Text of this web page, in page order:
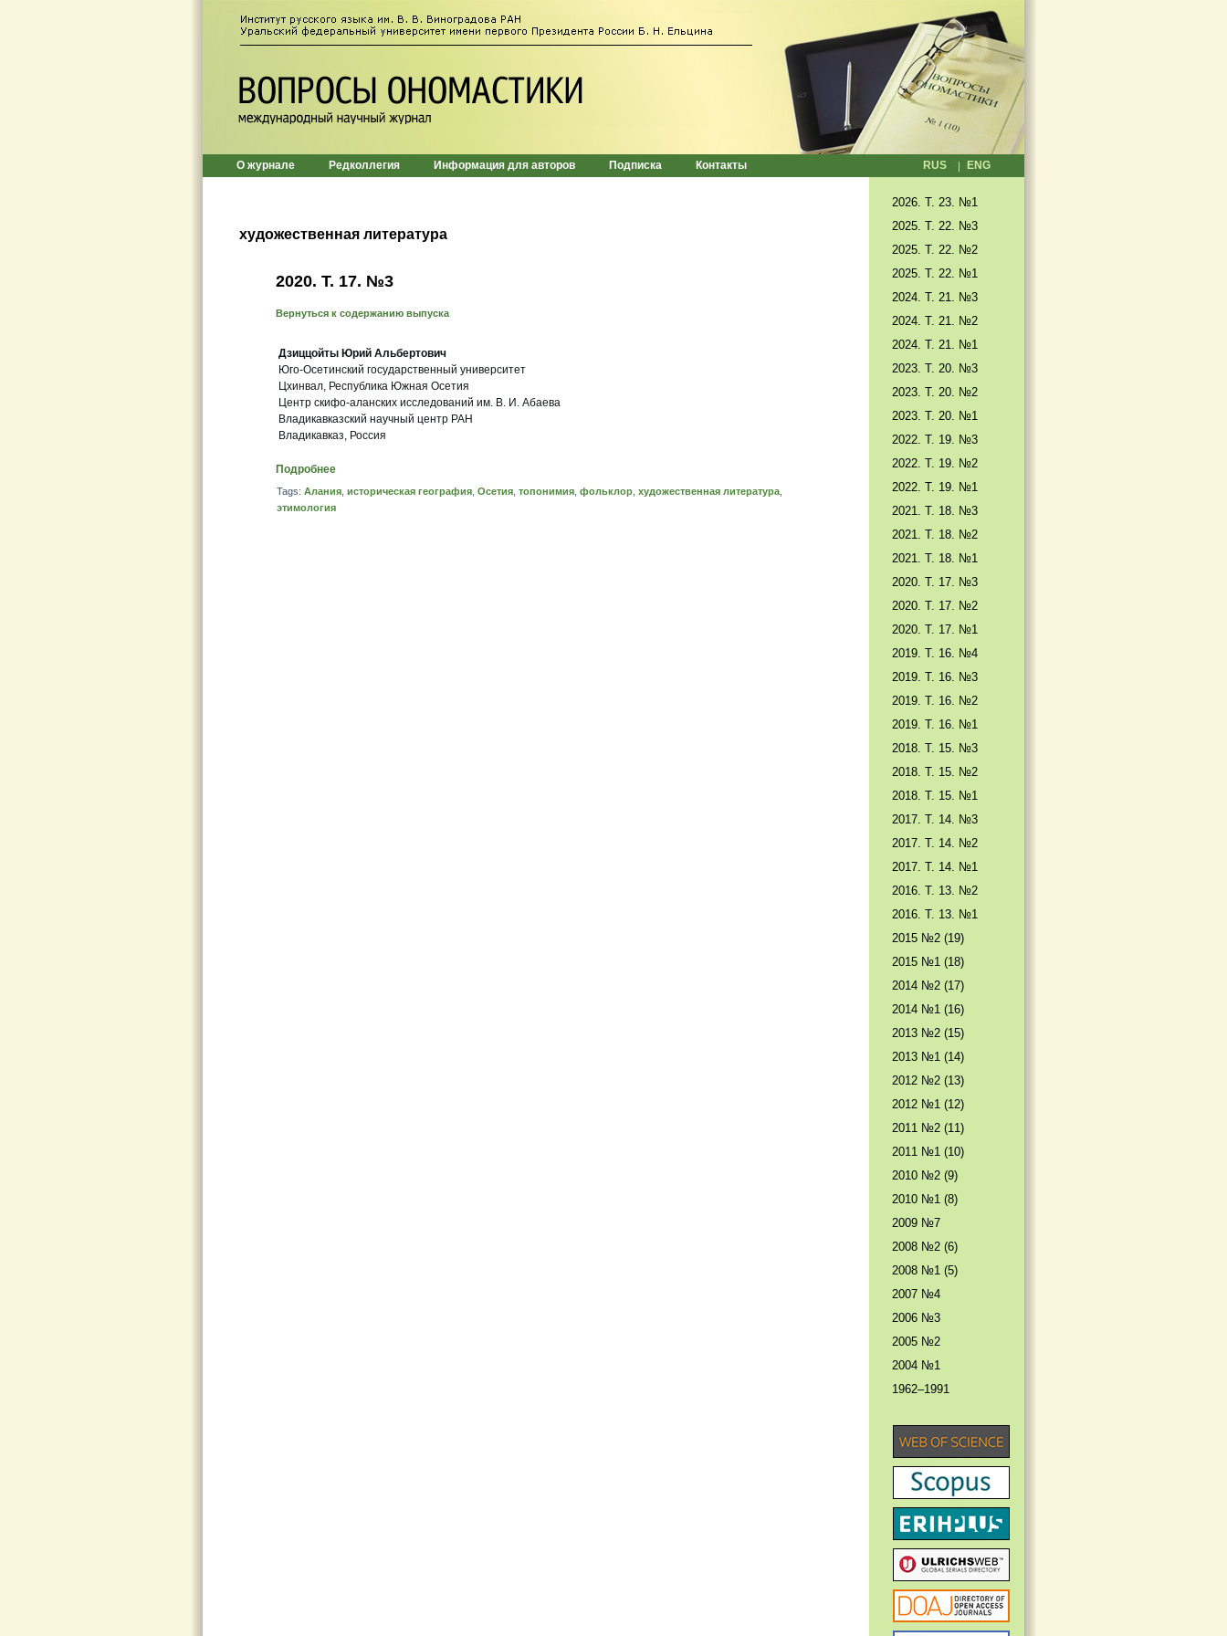
О журнале Редколлегия Информация для авторов Подписка Контакты RUS ENG
художественная литература
2020. Т. 17. №3
Вернуться к содержанию выпуска
Дзиццойты Юрий Альбертович
Юго-Осетинский государственный университет
Цхинвал, Республика Южная Осетия
Центр скифо-аланских исследований им. В. И. Абаева
Владикавказский научный центр РАН
Владикавказ, Россия
Подробнее
Tags: Алания историческая география Осетия топонимия фольклор художественная литература
этимология
2026. T. 23. №1
2025. T. 22. №3
2025. Т. 22. №2
2025. Т. 22. №1
2024. Т. 21. №3
2024. Т. 21. №2
2024. Т. 21. №1
2023. Т. 20. №3
2023. Т. 20. №2
2023. Т. 20. №1
2022. Т. 19. №3
2022. Т. 19. №2
2022. Т. 19. №1
2021. Т. 18. №3
2021. Т. 18. №2
2021. Т. 18. №1
2020. Т. 17. №3
2020. Т. 17. №2
2020. Т. 17. №1
2019. Т. 16. №4
2019. Т. 16. №3
2019. Т. 16. №2
2019. Т. 16. №1
2018. Т. 15. №3
2018. Т. 15. №2
2018. Т. 15. №1
2017. T. 14. №3
2017. T. 14. №2
2017. T. 14. №1
2016. T. 13. №2
2016. T. 13. №1
2015 №2 (19)
2015 №1 (18)
2014 №2 (17)
2014 №1 (16)
2013 №2 (15)
2013 №1 (14)
2012 №2 (13)
2012 №1 (12)
2011 №2 (11)
2011 №1 (10)
2010 №2 (9)
2010 №1 (8)
2009 №7
2008 №2 (6)
2008 №1 (5)
2007 №4
2006 №3
2005 №2
2004 №1
1962–1991